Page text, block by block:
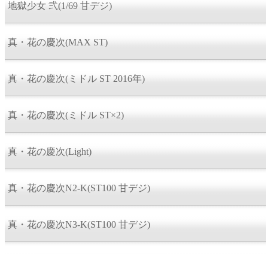
地獄少女 弐(1/69 甘デジ)
真・花の慶次(MAX ST)
真・花の慶次(ミドル ST 2016年)
真・花の慶次(ミドル ST×2)
真・花の慶次(Light)
真・花の慶次N2-K(ST100 甘デジ)
真・花の慶次N3-K(ST100 甘デジ)